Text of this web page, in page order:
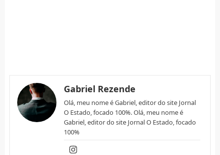
Gabriel Rezende
Olá, meu nome é Gabriel, editor do site Jornal
O Estado, focado 100%. Olá, meu nome é
Gabriel, editor do site Jornal O Estado, focado
100%